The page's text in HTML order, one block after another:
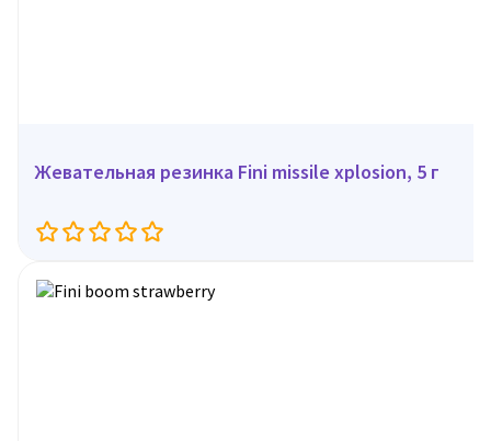
Жевательная резинка Fini missile xplosion, 5 г